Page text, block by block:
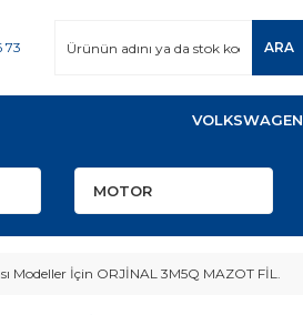
ARA
VOLKSWAGEN
Modeller İçin ORJİNAL 3M5Q MAZOT FİL.